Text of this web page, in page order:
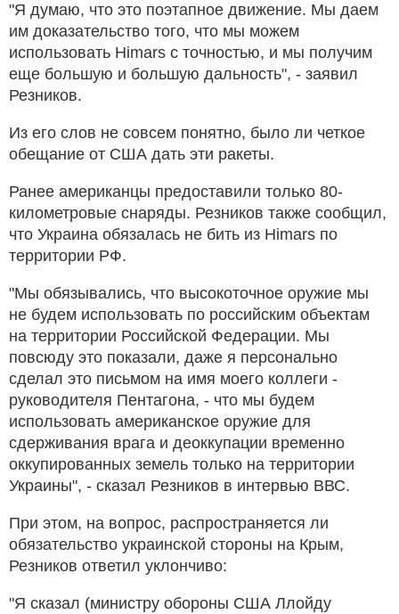
"Я думаю, что это поэтапное движение. Мы даем
им доказательство того, что мы можем
использовать Himars с точностью, и мы получим
еще большую и большую дальность", - заявил
Резников.
Из его слов не совсем понятно, было ли четкое
обещание от США дать эти ракеты.
Ранее американцы предоставили только 80-
километровые снаряды. Резников также сообщил,
что Украина обязалась не бить из Himars по
территории РФ.
"Мы обязывались, что высокоточное оружие мы
не будем использовать по российским объектам
на территории Российской Федерации. Мы
повсюду это показали, даже я персонально
сделал это письмом на имя моего коллеги -
руководителя Пентагона, - что мы будем
использовать американское оружие для
сдерживания врага и деоккупации временно
оккупированных земель только на территории
Украины", - сказал Резников в интервью ВВС.
При этом, на вопрос, распространяется ли
обязательство украинской стороны на Крым,
Резников ответил уклончиво:
"Я сказал (министру обороны США Ллойду